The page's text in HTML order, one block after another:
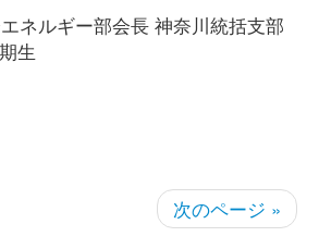
ネルギー部会長 神奈川統括支部
生
次のページ »